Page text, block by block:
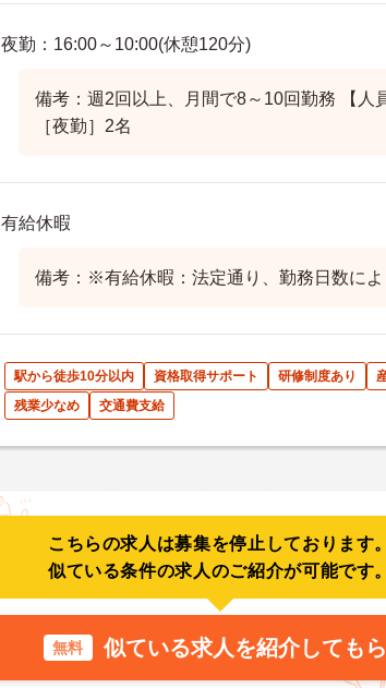
夜勤：16:00～10:00(休憩120分)
備考：週2回以上、月間で8～10回勤務 【
［夜勤］2名
有給休暇
備考：※有給休暇：法定通り、勤務日数によ
駅から徒歩10分以内 資格取得サポート 研修制度あり
残業少なめ
交通費支給
こちらの求人は募集を停止しております。
似ている条件の求人のご紹介が可能です。
無料 似ている求人を紹介しても